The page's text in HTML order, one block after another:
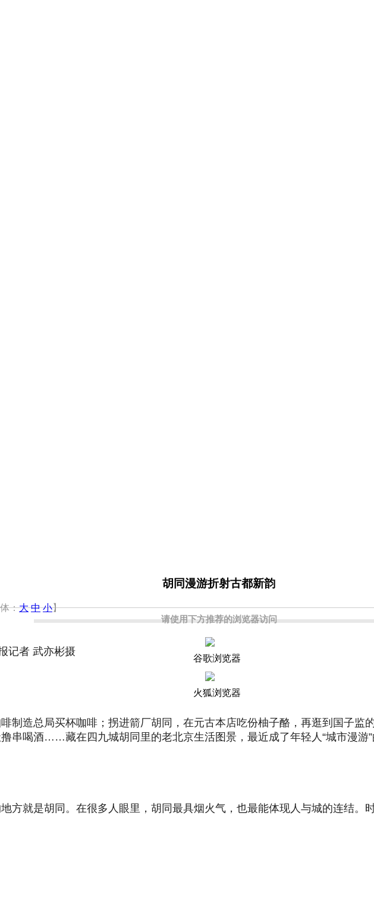
请使用下方推荐的浏览器访问
谷歌浏览器
火狐浏览器
胡同漫游折射古都新韵
：大 中 小】
记者 武亦彬摄
制造总局买杯咖啡；拐进箭厂胡同，在元古本店吃份柚子酪，再逛到国子监
串喝酒……藏在四九城胡同里的老北京生活图景，最近成了年轻人“城市漫游”
方就是胡同。在很多人眼里，胡同最具烟火气，也最能体现人与城的连结。